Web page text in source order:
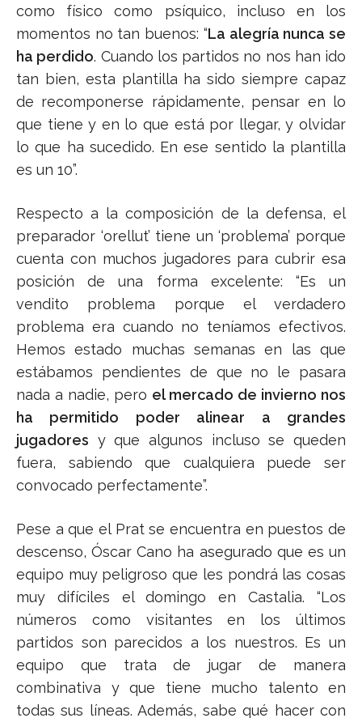
como físico como psíquico, incluso en los
momentos no tan buenos: “La alegría nunca se
ha perdido. Cuando los partidos no nos han ido
tan bien, esta plantilla ha sido siempre capaz
de recomponerse rápidamente, pensar en lo
que tiene y en lo que está por llegar, y olvidar
lo que ha sucedido. En ese sentido la plantilla
es un 10”.
Respecto a la composición de la defensa, el
preparador ‘orellut’ tiene un ‘problema’ porque
cuenta con muchos jugadores para cubrir esa
posición de una forma excelente: “Es un
vendito problema porque el verdadero
problema era cuando no teníamos efectivos.
Hemos estado muchas semanas en las que
estábamos pendientes de que no le pasara
nada a nadie, pero el mercado de invierno nos
ha permitido poder alinear a grandes
jugadores y que algunos incluso se queden
fuera, sabiendo que cualquiera puede ser
convocado perfectamente”.
Pese a que el Prat se encuentra en puestos de
descenso, Óscar Cano ha asegurado que es un
equipo muy peligroso que les pondrá las cosas
muy difíciles el domingo en Castalia. “Los
números como visitantes en los últimos
partidos son parecidos a los nuestros. Es un
equipo que trata de jugar de manera
combinativa y que tiene mucho talento en
todas sus líneas. Además, sabe qué hacer con